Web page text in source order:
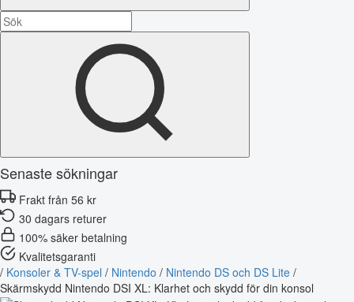
Senaste sökningar
Frakt från 56 kr
30 dagars returer
100% säker betalning
Kvalitetsgaranti
/ Konsoler & TV-spel / Nintendo / Nintendo DS och DS Lite /
Skärmskydd Nintendo DSI XL: Klarhet och skydd för din konsol